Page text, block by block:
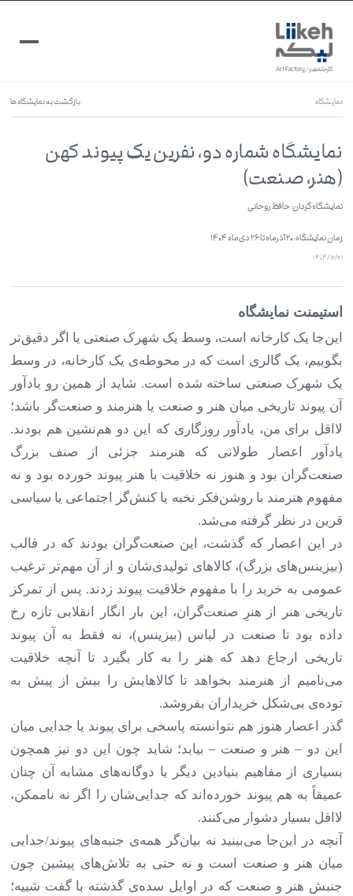
بازگشت به نمایشگاه‌ها نمایشگاه
نمایشگاه شماره دو، نفرین یک پیوند کهن
(هنر، صنعت)
زمان نمایشگاه: ۲۰ آذرماه تا ۲۶ دی‌ماه ۱۴۰۴
۱۴۰۴/۱۲/۲۱
استیمنت نمایشگاه
این‌جا یک کارخانه است، وسط یک شهرک صنعتی یا اگر دقیق‌تر
بگوییم، یک گالری است که در محوطه‌ی یک کارخانه، در وسط
یک شهرک صنعتی ساخته شده است. شاید از همین رو یادآور
آن پیوند تاریخی میان هنر و صنعت یا هنرمند و صنعت‌گر باشد؛
لااقل برای من، یادآور روزگاری که این دو هم‌نشین هم بودند.
یادآور اعصار طولانی که هنرمند جزئی از صنف بزرگ
صنعت‌گران بود و هنوز نه خلاقیت با هنر پیوند خورده بود و نه
مفهوم هنرمند با روشن‌فکر نخبه یا کنش‌گر اجتماعی یا سیاسی
قرین در نظر گرفته می‌شد.
در این اعصار که گذشت، این صنعت‌گران بودند که در قالب
(بیزینس‌های بزرگ)، کالاهای تولیدی‌شان و از آن مهم‌تر ترغیب
عمومی به خرید را با مفهوم خلاقیت پیوند زدند. پس از تمرکز
تاریخی هنر از هنرِ صنعت‌گران، این بار انگار انقلابی تازه رخ
داده بود تا صنعت در لباس (بیزینس)، نه فقط به آن پیوند
تاریخی ارجاع دهد که هنر را به کار بگیرد تا آنچه خلاقیت
می‌نامیم از هنرمند بخواهد تا کالاهایش را بیش از پیش به
توده‌ی بی‌شکل خریداران بفروشد.
گذر اعصار هنوز هم نتوانسته پاسخی برای پیوند یا جدایی میان
این دو –هنر و صنعت –بیابد؛ شاید چون این دو نیز همچون
بسیاری از مفاهیم بنیادین دیگر یا دوگانه‌های مشابه آن چنان
عمیقاً به هم پیوند خورده‌اند که جدایی‌شان را اگر نه ناممکن،
لااقل بسیار دشوار می‌کنند.
آنچه در این‌جا می‌بینید نه بیان‌گر همه‌ی جنبه‌های پیوند/جدایی
میان هنر و صنعت است و نه حتی به تلاش‌های پیشین چون
جنبش هنر و صنعت که در اوایل سده‌ی گذشته با گفت شبیه؛